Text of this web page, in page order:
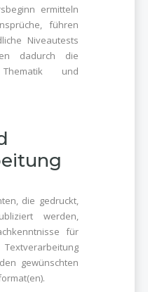
ermitteln
führen
Niveautests
dadurch die
Thematik und
die gedruckt,
werden,
für
gewünschten